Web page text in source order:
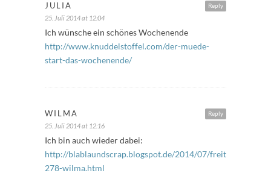
Reply
JULIA
25. Juli 2014 at 12:04
Ich wünsche ein schönes Wochenende
http://www.knuddelstoffel.com/der-muede-
start-das-wochenende/
Reply
WILMA
25. Juli 2014 at 12:16
Ich bin auch wieder dabei:
http://blablaundscrap.blogspot.de/2014/07/freitagsfuller-
278-wilma.html